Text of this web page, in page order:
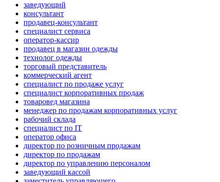
заведующий
консультант
продавец-консультант
специалист сервиса
оператор-кассир
продавец в магазин одежды
технолог одежды
торговый представитель
коммерческий агент
специалист по продаже услуг
специалист корпоративных продаж
товаровед магазина
менеджер по продажам корпоративных услуг
рабочий склада
специалист по IT
оператор офиса
директор по розничным продажам
директор по продажам
директор по управлению персоналом
заведующий кассой